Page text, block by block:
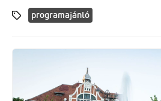
programajánló